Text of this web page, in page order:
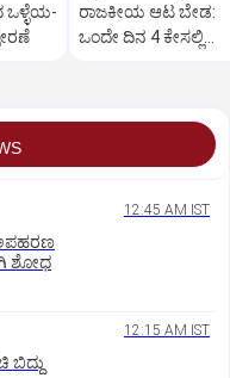
ಒಳ್ಳೆಯ-
ರಾಜಕೀಯ ಆಟ ಬೇಡ:
ಒಂದೇ ದಿನ 4 ಕೇಸಲ್ಲಿ
12:45 AM IST
ಶೋಧ
12:15 AM IST
ಬಿದ್ದು